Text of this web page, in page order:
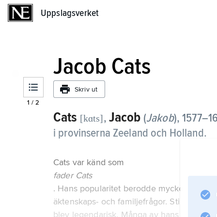
Uppslagsverket
1 /2
Jacob Cats
Skriv ut
Cats [kɑts], Jacob (Jakob),
i provinserna Zeeland och Holland.
Cats var känd som
fader Cats
. Hans popularitet berodde mycket på
äktenskaps- och familjefrågor. Stilen var
blev legendarisk. Många av hans